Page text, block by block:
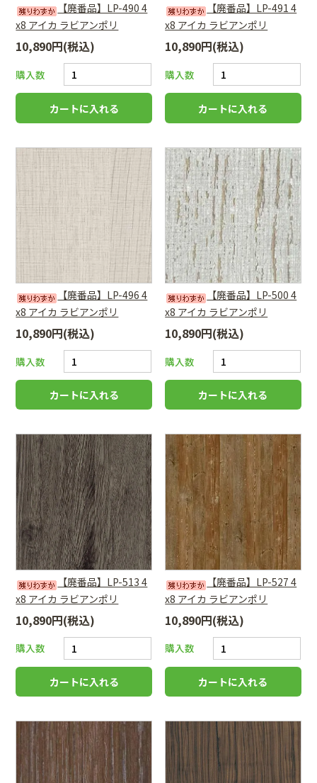
【廃番品】LP-490 4
x8 アイカ ラビアンポリ
10,890円(税込)
購入数
【廃番品】LP-491 4
x8 アイカ ラビアンポリ
10,890円(税込)
購入数
【廃番品】LP-496 4
x8 アイカ ラビアンポリ
10,890円(税込)
購入数
【廃番品】LP-500 4
x8 アイカ ラビアンポリ
10,890円(税込)
購入数
【廃番品】LP-513 4
x8 アイカ ラビアンポリ
10,890円(税込)
購入数
【廃番品】LP-527 4
x8 アイカ ラビアンポリ
10,890円(税込)
購入数